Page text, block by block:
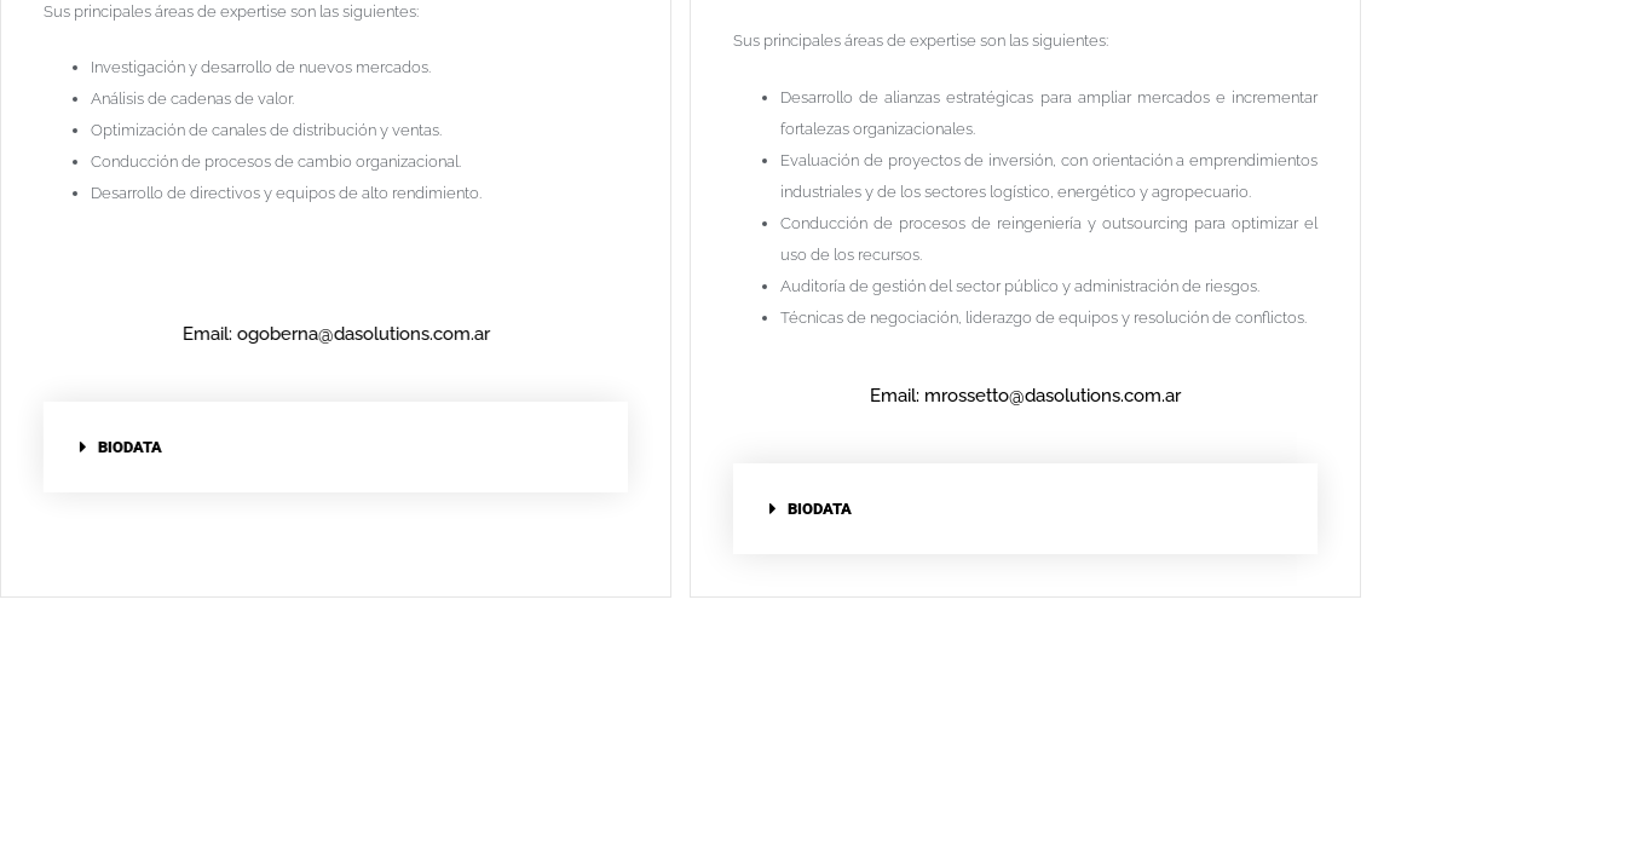
Sus principales áreas de expertise son las siguientes:
Investigación y desarrollo de nuevos mercados.
Análisis de cadenas de valor.
Optimización de canales de distribución y ventas.
Conducción de procesos de cambio organizacional.
Desarrollo de directivos y equipos de alto rendimiento.
Email: ogoberna@dasolutions.com.ar
BIODATA
Sus principales áreas de expertise son las siguientes:
Desarrollo de alianzas estratégicas para ampliar mercados e incrementar
fortalezas organizacionales.
Evaluación de proyectos de inversión, con orientación a emprendimientos
industriales y de los sectores logístico, energético y agropecuario.
Conducción de procesos de reingeniería y outsourcing para optimizar el
uso de los recursos.
Auditoría de gestión del sector público y administración de riesgos.
Técnicas de negociación, liderazgo de equipos y resolución de conflictos.
Email: mrossetto@dasolutions.com.ar
BIODATA